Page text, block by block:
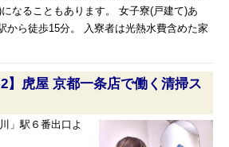
なることもあります。 女子寮(戸建て)あ
から徒歩15分。 入寮者は光熱水費含めた家
2】虎屋 京都一条店で働く清掃ス
」駅６番出口よ